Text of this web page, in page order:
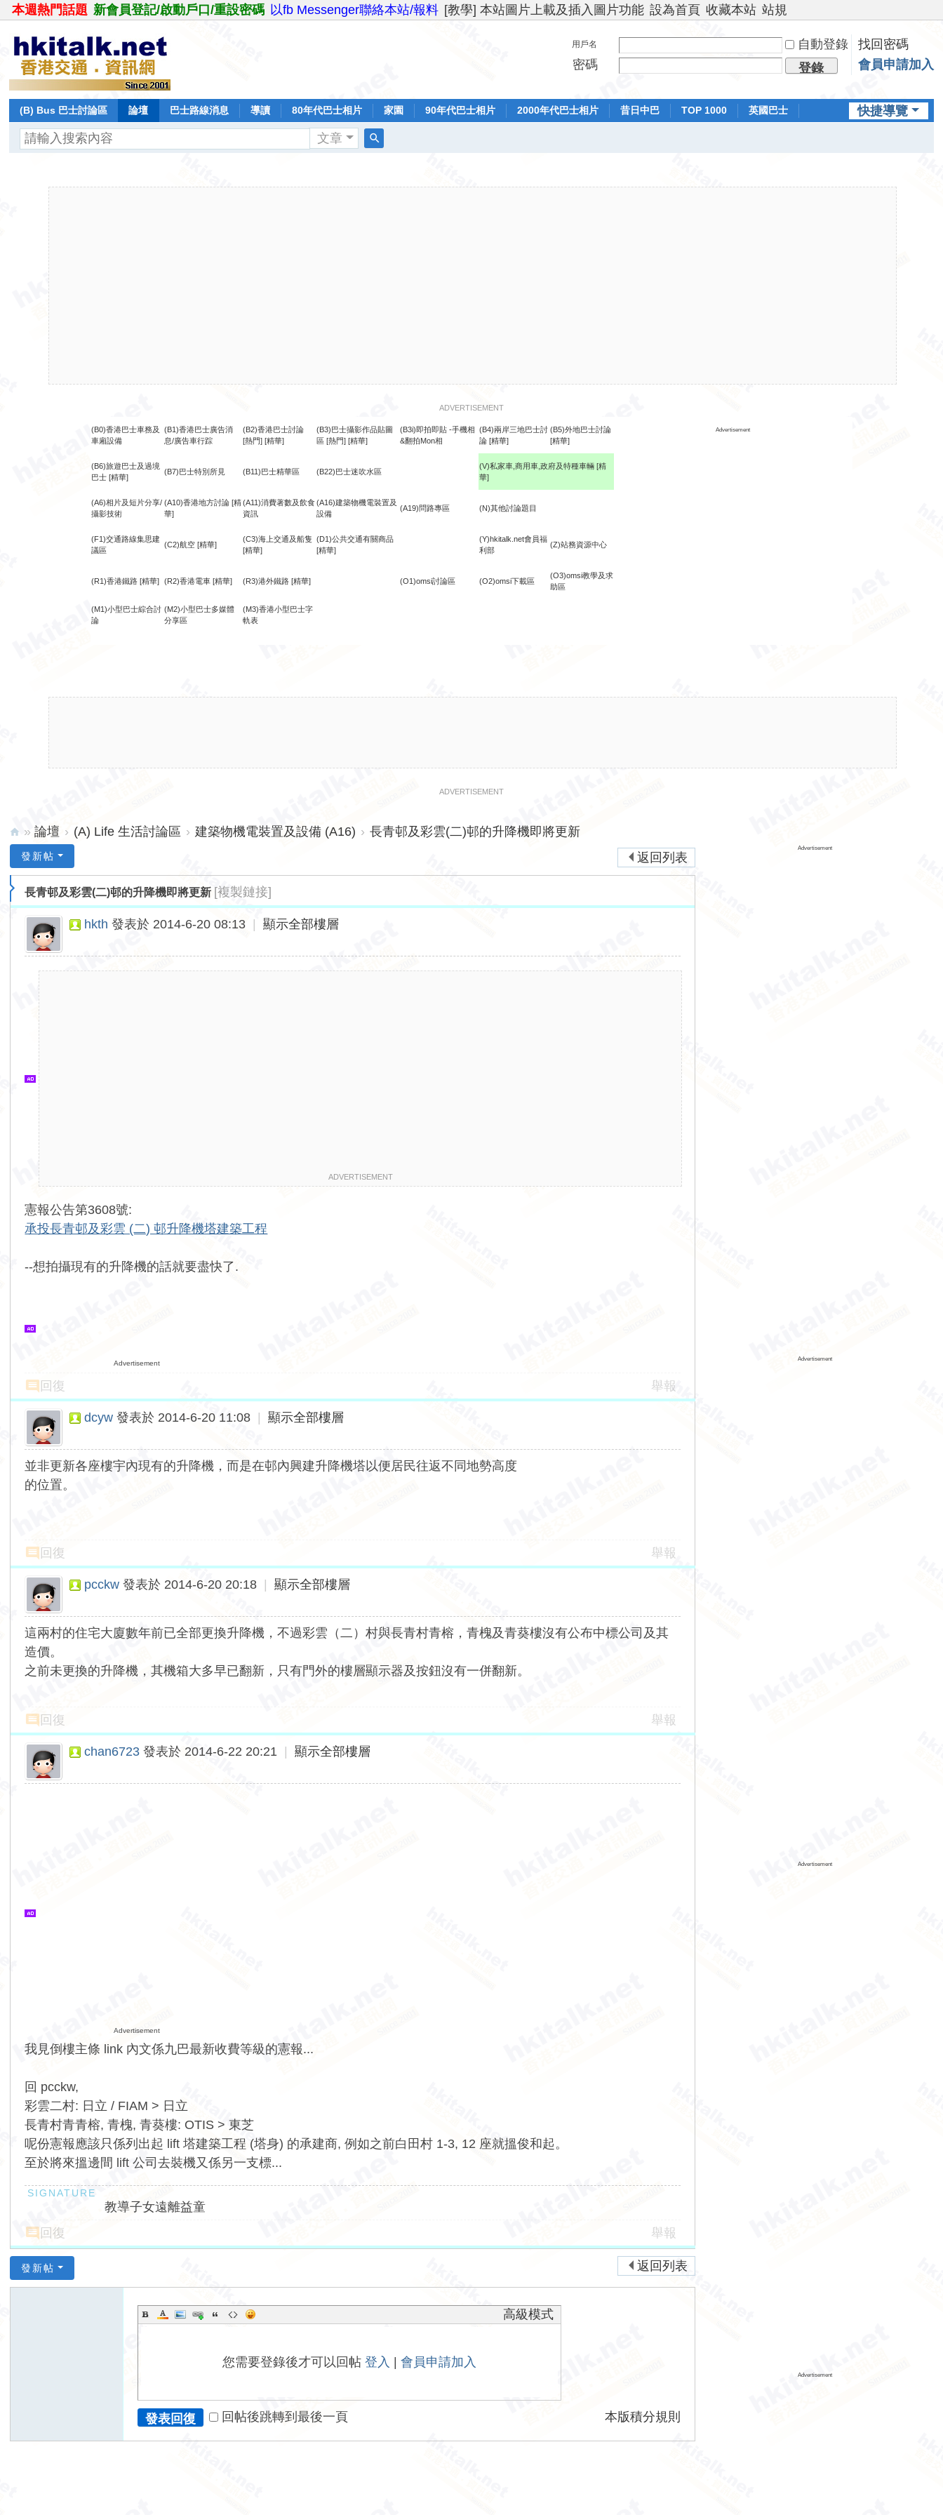
本週熱門話題 新會員登記/啟動戶口/重設密碼 以fb Messenger聯絡本站/報料 [教學] 本站圖片上載及插入圖片功能 設為首頁 收藏本站 站規
用戶名 自動登錄
找回密碼
密碼
登錄 會員申請加入
快捷導覽
(B) Bus 巴士討論區 論壇 巴士路線消息 導讀 80年代巴士相片 家園 90年代巴士相片 2000年代巴士相片 昔日中巴 TOP 1000
英國巴士
文章
ADVERTISEMENT
(B0)香港巴士車務及
車廂設備
(B1)香港巴士廣告消
息/廣告車行踪
(B2)香港巴士討論
[熱門] [精華]
(B3)巴士攝影作品貼圖
區 [熱門] [精華]
(B3i)即拍即貼 -手機相
&翻拍Mon相
(B4)兩岸三地巴士討
論 [精華]
(B5)外地巴士討論
[精華]
Advertisement
(B6)旅遊巴士及過境
巴士 [精華]
(B7)巴士特別所見 (B11)巴士精華區 (B22)巴士迷吹水區
(V)私家車,商用車,政府及特種車輛 [精
華]
(A6)相片及短片分享/
攝影技術
(A10)香港地方討論 [精
華]
(A11)消費著數及飲食
資訊
(A16)建築物機電裝置及
設備
(A19)問路專區 (N)其他討論題目
(F1)交通路線集思建
議區
(C2)航空 [精華]
(C3)海上交通及船隻
[精華]
(D1)公共交通有關商品
[精華]
(Y)hkitalk.net會員福
利部
(Z)站務資源中心
(R1)香港鐵路 [精華] (R2)香港電車 [精華] (R3)港外鐵路 [精華] (O1)omsi討論區 (O2)omsi下載區
(O3)omsi教學及求
助區
(M1)小型巴士綜合討
論
(M2)小型巴士多媒體
分享區
(M3)香港小型巴士字
軌表
ADVERTISEMENT
lk.
» 論壇 › (A) Life 生活討論區 › 建築物機電裝置及設備 (A16) › 長青邨及彩雲(二)邨的升降機即將更新
返回列表
發新帖
長青邨及彩雲(二)邨的升降機即將更新 [複製鏈接]
hkth 發表於 2014-6-20 08:13 顯示全部樓層
ADVERTISEMENT
憲報公告第3608號:
承投長青邨及彩雲 (二) 邨升降機塔建築工程
--想拍攝現有的升降機的話就要盡快了.
Advertisement
回復 舉報
dcyw 發表於 2014-6-20 11:08 顯示全部樓層
並非更新各座樓宇內現有的升降機，而是在邨內興建升降機塔以便居民往返不同地勢高度
的位置。
回復 舉報
pcckw 發表於 2014-6-20 20:18 顯示全部樓層
這兩村的住宅大廈數年前已全部更換升降機，不過彩雲（二）村與長青村青榕，青槐及青葵樓沒有公布中標公司及其
造價。
之前未更換的升降機，其機箱大多早已翻新，只有門外的樓層顯示器及按鈕沒有一併翻新。
回復 舉報
chan6723 發表於 2014-6-22 20:21 顯示全部樓層
Advertisement
我見倒樓主條 link 內文係九巴最新收費等級的憲報...
回 pcckw,
彩雲二村: 日立 / FIAM > 日立
長青村青青榕, 青槐, 青葵樓: OTIS > 東芝
呢份憲報應該只係列出起 lift 塔建築工程 (塔身) 的承建商, 例如之前白田村 1-3, 12 座就搵俊和起。
至於將來搵邊間 lift 公司去裝機又係另一支標...
教導子女遠離益童
回復
舉報
返回列表
發新帖
高級模式
您需要登錄後才可以回帖登入 |會員申請加入
本版積分規則
發表回復 回帖後跳轉到最後一頁
Advertisement
Advertisement
Advertisement
Advertisement